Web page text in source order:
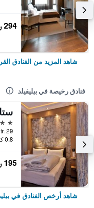
294 ﷼
شاهد المزيد من الفنادق
فنادق رخيصة في بيليفيلد
3 نجوم
0.8 كيلومتر عن وسط المدينة
195 ﷼
شاهد أرخص الفنادق في